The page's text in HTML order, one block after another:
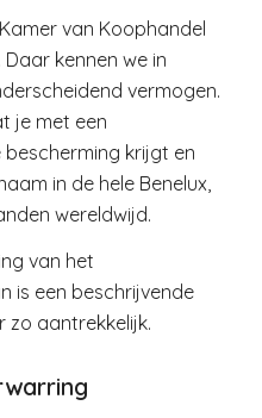
van Koophandel
kennen we in
vermogen.
je met een
krijgt en
in de hele Benelux,
wereldwijd.
van het
is een beschrijvende
zo aantrekkelijk.